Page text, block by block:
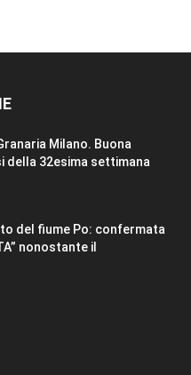
Milano. Buona
della 32esima settimana
del fiume Po: confermata
nonostante il